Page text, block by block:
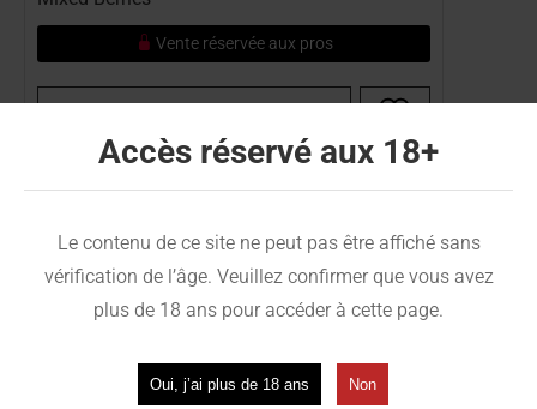
Vente réservée aux pros
Accès réservé aux 18+
Le contenu de ce site ne peut pas être affiché sans
vérification de l’âge. Veuillez confirmer que vous avez
plus de 18 ans pour accéder à cette page.
Oui, j’ai plus de 18 ans Non